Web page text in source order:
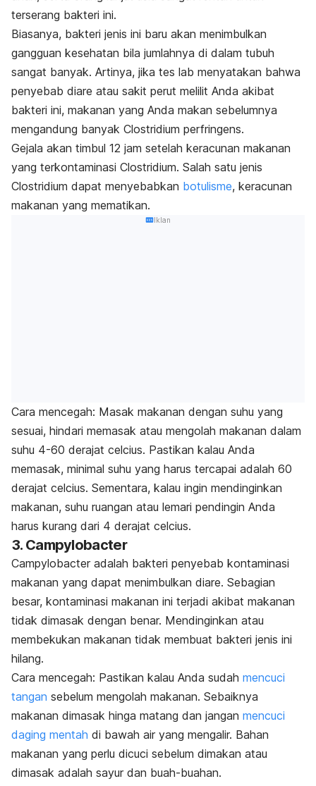
terserang bakteri ini.
Biasanya, bakteri jenis ini baru akan menimbulkan
gangguan kesehatan bila jumlahnya di dalam tubuh
sangat banyak. Artinya, jika tes lab menyatakan bahwa
penyebab diare atau sakit perut melilit Anda akibat
bakteri ini, makanan yang Anda makan sebelumnya
mengandung banyak Clostridium perfringens.
Gejala akan timbul 12 jam setelah keracunan makanan
yang terkontaminasi Clostridium. Salah satu jenis
Clostridium dapat menyebabkan botulisme, keracunan
makanan yang mematikan.
Iklan
Cara mencegah: Masak makanan dengan suhu yang
sesuai, hindari memasak atau mengolah makanan dalam
suhu 4-60 derajat celcius. Pastikan kalau Anda
memasak, minimal suhu yang harus tercapai adalah 60
derajat celcius. Sementara, kalau ingin mendinginkan
makanan, suhu ruangan atau lemari pendingin Anda
harus kurang dari 4 derajat celcius.
3. Campylobacter
Campylobacter adalah bakteri penyebab kontaminasi
makanan yang dapat menimbulkan diare. Sebagian
besar, kontaminasi makanan ini terjadi akibat makanan
tidak dimasak dengan benar. Mendinginkan atau
membekukan makanan tidak membuat bakteri jenis ini
hilang.
Cara mencegah: Pastikan kalau Anda sudah mencuci
tangan sebelum mengolah makanan. Sebaiknya
makanan dimasak hinga matang dan jangan mencuci
daging mentah di bawah air yang mengalir. Bahan
makanan yang perlu dicuci sebelum dimakan atau
dimasak adalah sayur dan buah-buahan.